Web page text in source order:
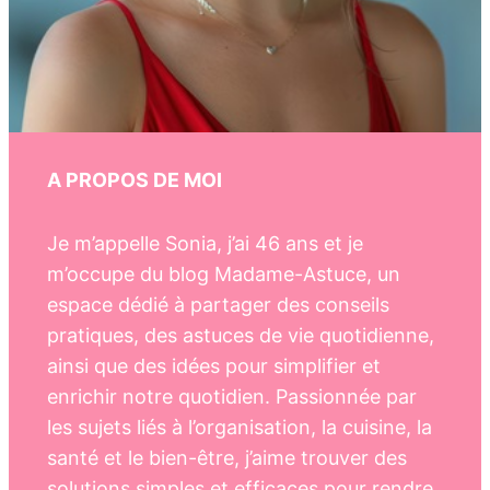
A PROPOS DE MOI
Je m’appelle Sonia, j’ai 46 ans et je
m’occupe du blog Madame-Astuce, un
espace dédié à partager des conseils
pratiques, des astuces de vie quotidienne,
ainsi que des idées pour simplifier et
enrichir notre quotidien. Passionnée par
les sujets liés à l’organisation, la cuisine, la
santé et le bien-être, j’aime trouver des